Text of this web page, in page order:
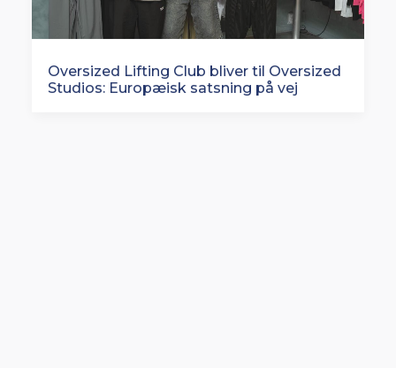
Oversized Lifting Club bliver til Oversized
Studios: Europæisk satsning på vej